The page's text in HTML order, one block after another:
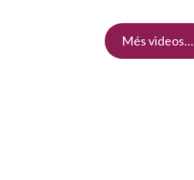
Més videos…